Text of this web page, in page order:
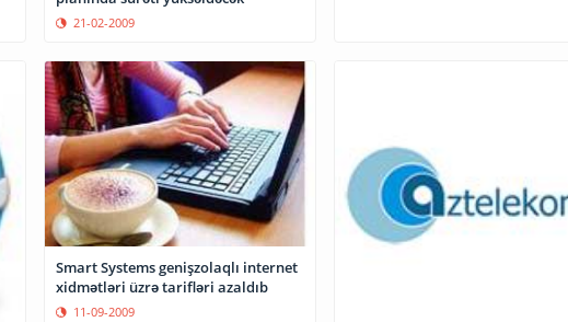
21-02-2009
Smart Systems genişzolaqlı internet
xidmətləri üzrə tarifləri azaldıb
11-09-2009